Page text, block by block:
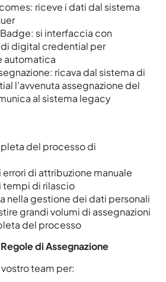
riceve i dati dal sistema
si interfaccia con
di digital credential per
automatica
ricava dal sistema di
l’avvenuta assegnazione del
al sistema legacy
del processo di
di attribuzione manuale
tempi di rilascio
nella gestione dei dati personali
grandi volumi di assegnazioni
del processo
di Assegnazione
team per: